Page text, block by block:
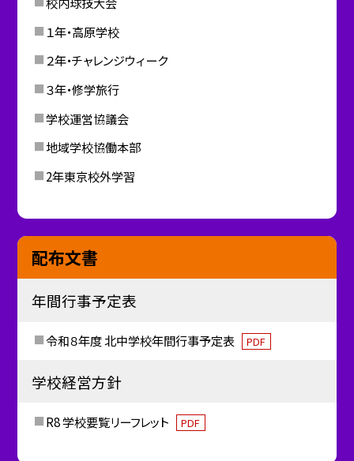
１年・高原学校
２年・チャレンジウィーク
３年・修学旅行
学校運営協議会
地域学校協働本部
2年東京校外学習
配布文書
年間行事予定表
令和８年度 北中学校年間行事予定表 PDF
学校経営方針
R8 学校要覧リーフレット PDF